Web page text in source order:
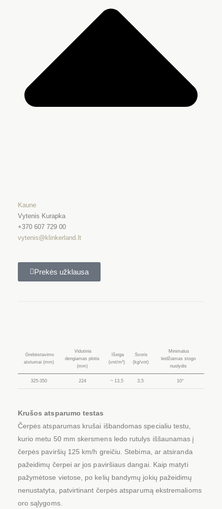
Kaune
Vytenis Kurapka
+370 607 729 00
vytenis@klinkerland.lt
Prekės užklausa
Grebėstavimo
atstumai (mm)
Vidutinis
dengiamas plotis
(mm)
Išeiga
(vnt/m²)
Svoris
(kg/vnt)
Minimalus
leidžiamas stogo
nuolydis
325-350 224 ~ 13,5 3,5 10°
Krušos atsparumo testas
Čerpės atsparumas krušai išbandomas specialiu testu,
kurio metu 50 mm skersmens ledo rutulys iššaunamas į
čerpės paviršių 125 km/h greičiu. Stebima, ar atsiranda
pažeidimų čerpei ar jos paviršiaus dangai. Kaip matyti
pažymėtose vietose, po kelių bandymų jokių pažeidimų
nenustatyta, patvirtinant čerpės atsparumą ekstremalioms
oro sąlygoms.